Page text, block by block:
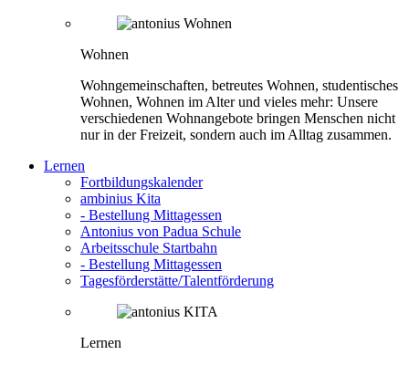
Wohnen
Wohngemeinschaften, betreutes Wohnen, studentisches
Wohnen, Wohnen im Alter und vieles mehr: Unsere
verschiedenen Wohnangebote bringen Menschen nicht
nur in der Freizeit, sondern auch im Alltag zusammen.
Lernen
Fortbildungskalender
ambinius Kita
- Bestellung Mittagessen
Antonius von Padua Schule
Arbeitsschule Startbahn
- Bestellung Mittagessen
Tagesförderstätte/Talentförderung
Lernen